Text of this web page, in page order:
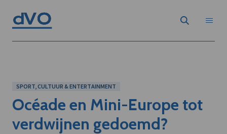
SPORT, CULTUUR & ENTERTAINMENT
Océade en Mini-Europe tot
verdwijnen gedoemd?